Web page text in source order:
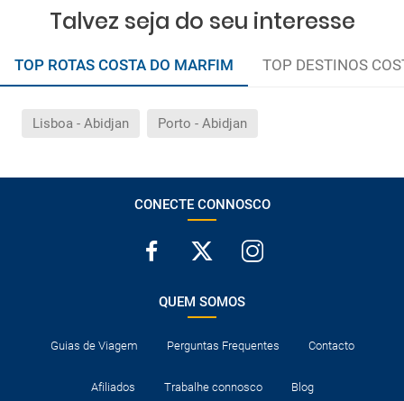
Talvez seja do seu interesse
TOP ROTAS COSTA DO MARFIM TOP DESTINOS
Lisboa - Abidjan Porto - Abidjan
CONECTE CONNOSCO
QUEM SOMOS
Guias de Viagem Perguntas Frequentes Contacto
Afiliados Trabalhe connosco Blog